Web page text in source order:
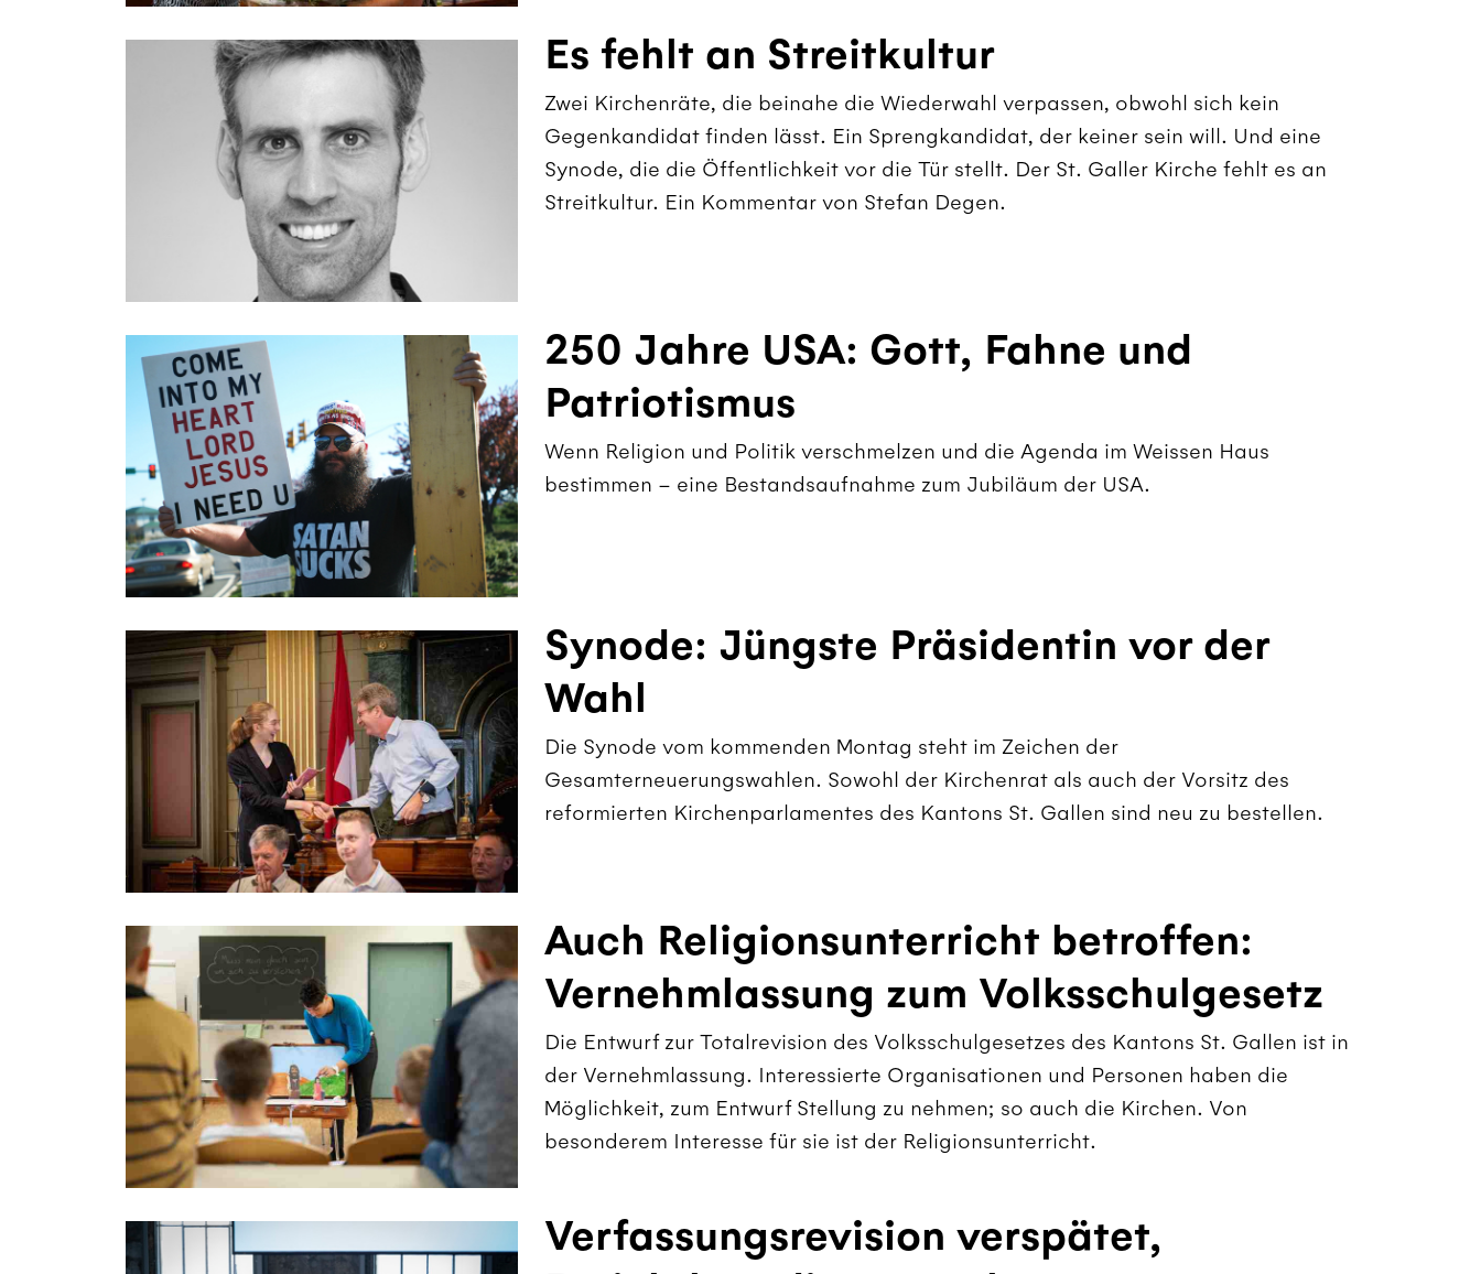
Es fehlt an Streitkultur
Zwei Kirchenräte, die beinahe die Wiederwahl verpassen, obwohl sich kein
Gegenkandidat finden lässt. Ein Sprengkandidat, der keiner sein will. Und eine
Synode, die die Öffentlichkeit vor die Tür stellt. Der St. Galler Kirche fehlt es an
Streitkultur. Ein Kommentar von Stefan Degen.
250 Jahre USA: Gott, Fahne und
Patriotismus
Wenn Religion und Politik verschmelzen und die Agenda im Weissen Haus
bestimmen – eine Bestandsaufnahme zum Jubiläum der USA.
Synode: Jüngste Präsidentin vor der
Wahl
Die Synode vom kommenden Montag steht im Zeichen der
Gesamterneuerungswahlen. Sowohl der Kirchenrat als auch der Vorsitz des
reformierten Kirchenparlamentes des Kantons St. Gallen sind neu zu bestellen.
Auch Religionsunterricht betroffen:
Vernehmlassung zum Volksschulgesetz
Die Entwurf zur Totalrevision des Volksschulgesetzes des Kantons St. Gallen ist in
der Vernehmlassung. Interessierte Organisationen und Personen haben die
Möglichkeit, zum Entwurf Stellung zu nehmen; so auch die Kirchen. Von
besonderem Interesse für sie ist der Religionsunterricht.
Verfassungsrevision verspätet,